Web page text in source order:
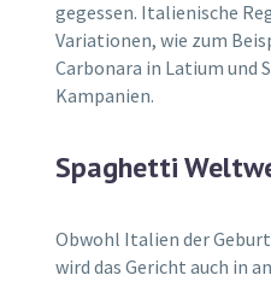
gegessen. Italienische
Variationen, wie zum
Carbonara in Latium und
Kampanien.
Spaghetti
Obwohl Italien der
wird das Gericht auch in